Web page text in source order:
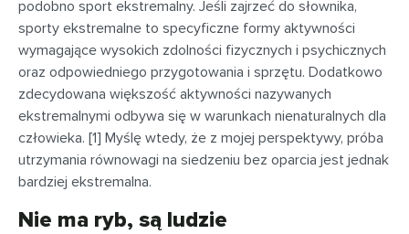
podobno sport ekstremalny. Jeśli zajrzeć do słownika,
sporty ekstremalne to specyficzne formy aktywności
wymagające wysokich zdolności fizycznych i psychicznych
oraz odpowiedniego przygotowania i sprzętu. Dodatkowo
zdecydowana większość aktywności nazywanych
ekstremalnymi odbywa się w warunkach nienaturalnych dla
człowieka. [1] Myślę wtedy, że z mojej perspektywy, próba
utrzymania równowagi na siedzeniu bez oparcia jest jednak
bardziej ekstremalna.
Nie ma ryb, są ludzie